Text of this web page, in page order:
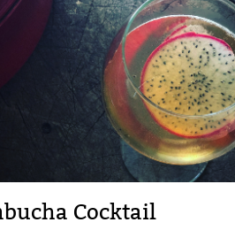
Cocktail